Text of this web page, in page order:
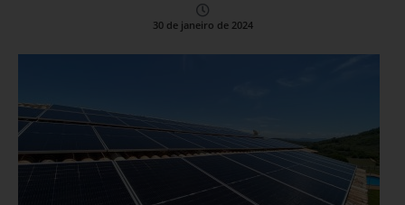
30 de janeiro de 2024